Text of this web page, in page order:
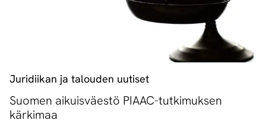
Juridiikan ja talouden uutiset
Suomen aikuisväestö PIAAC-tutkimuksen
kärkimaa